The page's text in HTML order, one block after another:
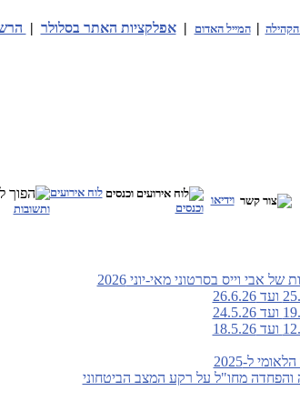
| המייל האדום |אפלקציות האתר בסלולר |
וידיאו
לוח אירועים
וכנסים
ותשובות
אבי וייס בסרטוני מאי-יוני 2026
ל-2025
והפחדה מחו"ל על רקע המצב הביטחוני